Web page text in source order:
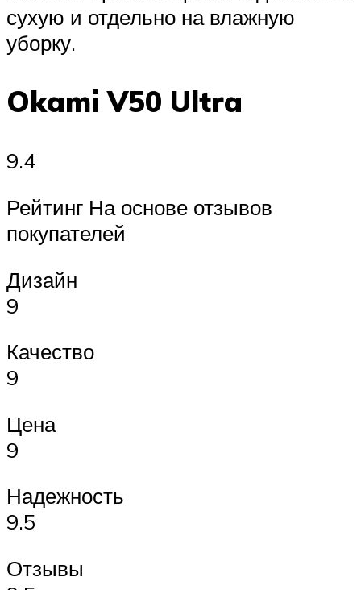
сухую и отдельно на влажную
уборку.
Okami V50 Ultra
9.4
Рейтинг На основе отзывов
покупателей
Дизайн
9
Качество
9
Цена
9
Надежность
9.5
Отзывы